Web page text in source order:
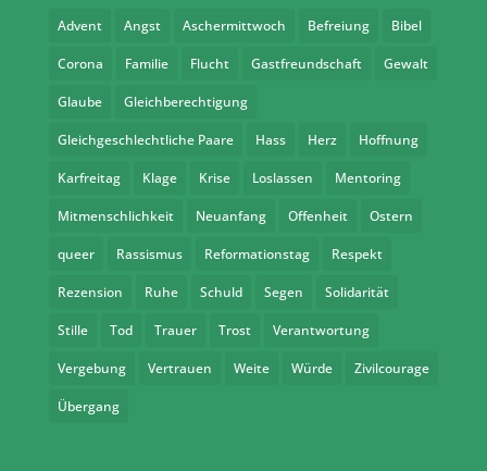
Advent Angst Aschermittwoch Befreiung Bibel
Corona Familie Flucht Gastfreundschaft Gewalt
Glaube Gleichberechtigung
Gleichgeschlechtliche Paare Hass Herz Hoffnung
Karfreitag Klage Krise Loslassen Mentoring
Mitmenschlichkeit Neuanfang Offenheit Ostern
queer Rassismus Reformationstag Respekt
Rezension Ruhe Schuld Segen Solidarität
Stille Tod Trauer Trost Verantwortung
Vergebung Vertrauen Weite Würde Zivilcourage
Übergang